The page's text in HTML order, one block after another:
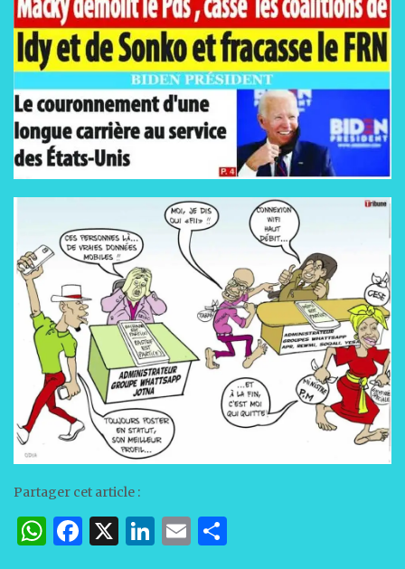
Partager cet article :
W F
X Li E